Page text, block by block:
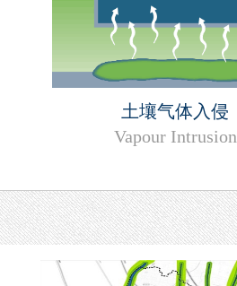
土壤气体入侵
Vapour Intrusion